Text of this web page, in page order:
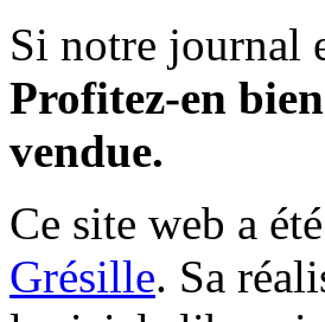
Si notre journal
Profitez-en
vendue.
Ce site web a
Grésille. Sa